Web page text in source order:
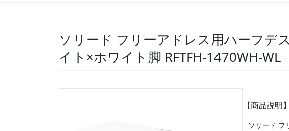
ソリード フリーアドレス用ハーフデ
イト×ホワイト脚 RFTFH-1470WH-WL
【商品説明】
ソリード フ